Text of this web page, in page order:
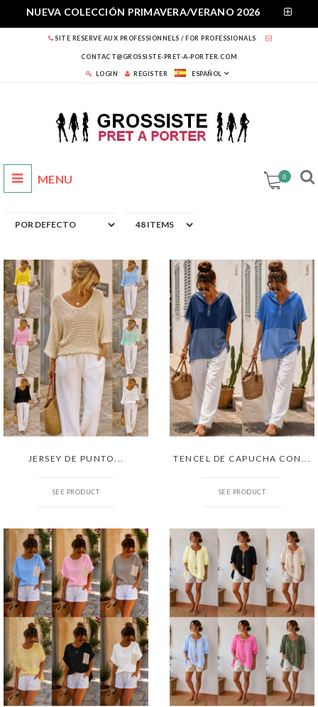
NUEVA COLECCIÓN PRIMAVERA/VERANO 2026
SITE RESERVE AUX PROFESSIONNELS / FOR PROFESSIONALS
CONTACT@GROSSISTE-PRET-A-PORTER.COM
LOGIN REGISTER ESPAÑOL
0
JERSEY DE PUNTO...
SEE PRODUCT
TENCEL DE CAPUCHA CON...
SEE PRODUCT